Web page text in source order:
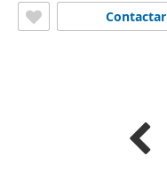
Contactar